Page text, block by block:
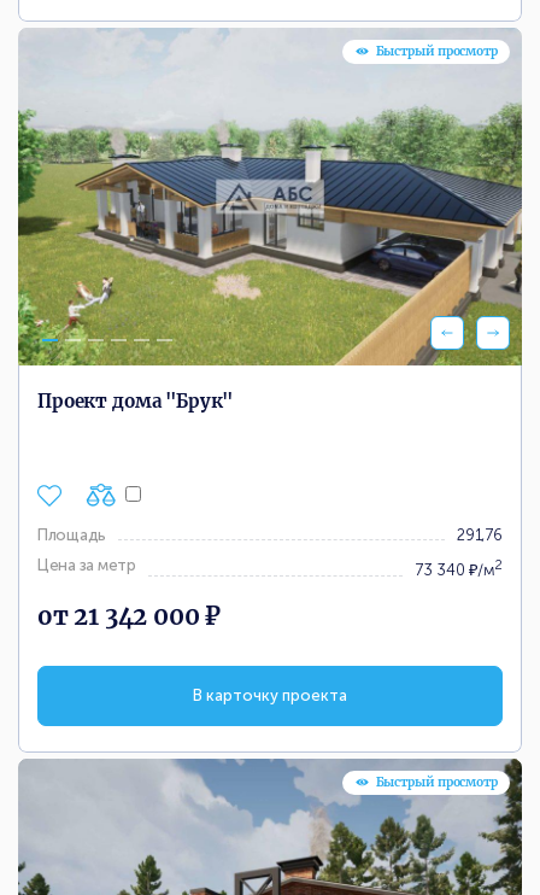
Проект дома "Брук"
Площадь
291,76
Цена за метр
73 340 ₽/м2
Быстрый просмотр
от 21 342 000 ₽
В карточку проекта
Быстрый просмотр